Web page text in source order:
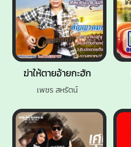
ฆ่าให้ตายอ้ายกะฮัก
เพชร สหรัตน์